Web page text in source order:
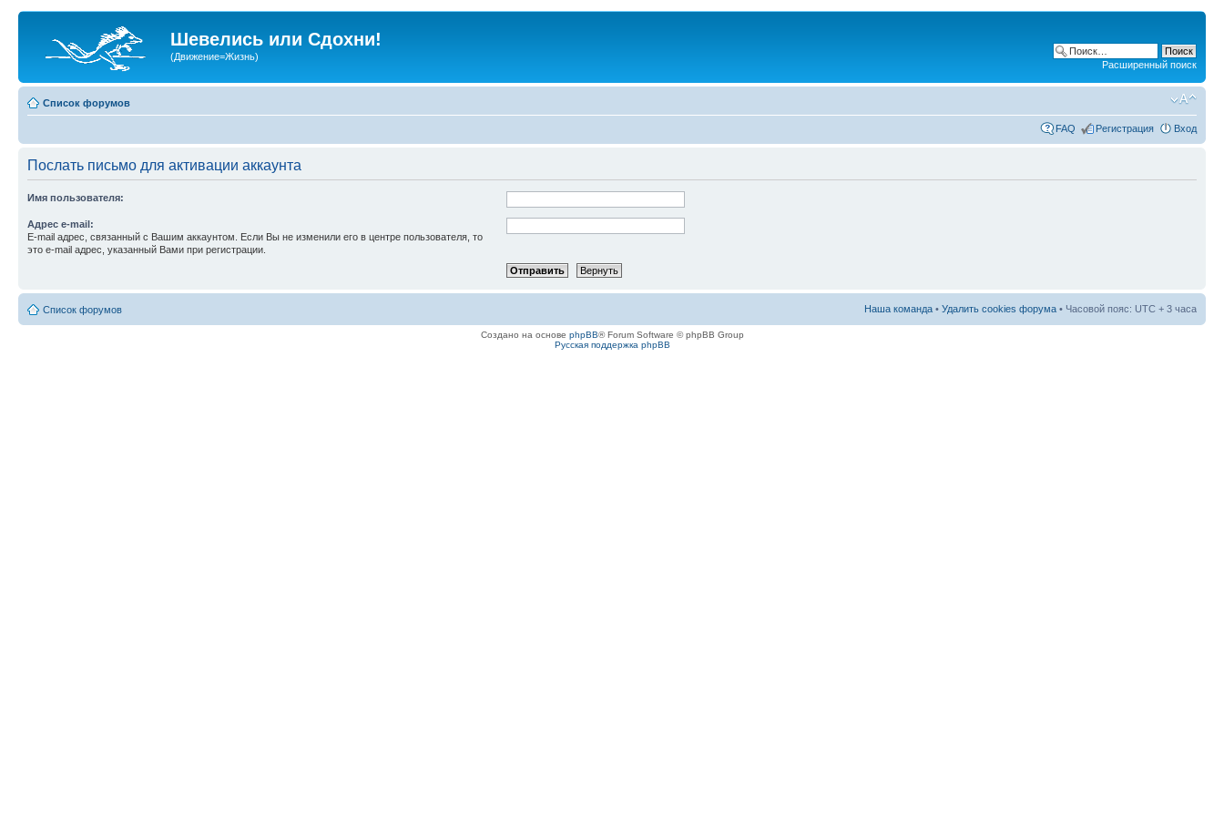
Шевелись или Сдохни!
(Движение=Жизнь)
Расширенный поиск
Список форумов
FAQ Регистрация Вход
Послать письмо для активации аккаунта
Имя пользователя:
Адрес e-mail:
E-mail адрес, связанный с Вашим аккаунтом. Если Вы не изменили его в центре пользователя, то
это e-mail адрес, указанный Вами при регистрации.
Список форумов Наша команда • Удалить cookies форума • Часовой пояс: UTC + 3 часа
Создано на основе phpBB® Forum Software © phpBB Group
Русская поддержка phpBB